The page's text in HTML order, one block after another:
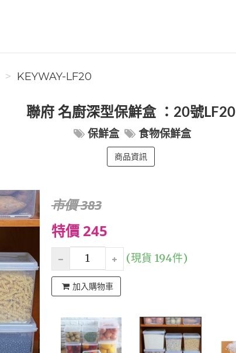
KEYWAY-LF20
聯府 名廚深型保鮮盒 ：20號LF20
保鮮盒 食物保鮮盒
商品資訊
市價 383
特價 245
(現貨 194件)
加入購物車